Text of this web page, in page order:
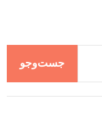
جست‌وجو